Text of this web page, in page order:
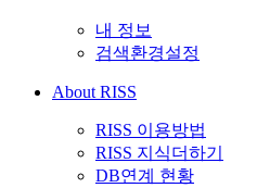
내 정보
검색환경설정
About RISS
RISS 이용방법
RISS 지식더하기
DB연계 현황